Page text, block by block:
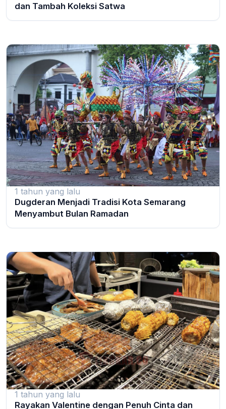
dan Tambah Koleksi Satwa
1 tahun yang lalu
Dugderan Menjadi Tradisi Kota Semarang
Menyambut Bulan Ramadan
1 tahun yang lalu
Rayakan Valentine dengan Penuh Cinta dan